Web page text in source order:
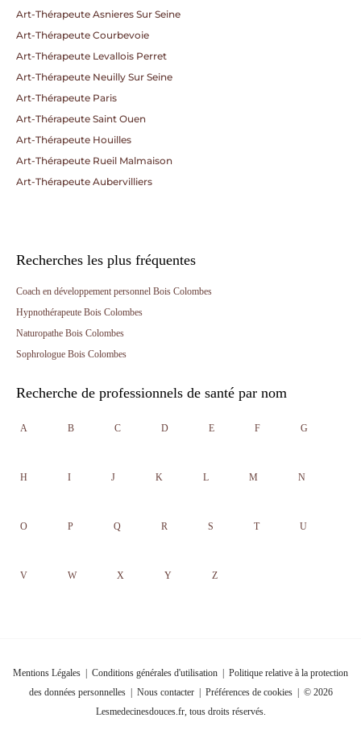
Art-Thérapeute Asnieres Sur Seine
Art-Thérapeute Courbevoie
Art-Thérapeute Levallois Perret
Art-Thérapeute Neuilly Sur Seine
Art-Thérapeute Paris
Art-Thérapeute Saint Ouen
Art-Thérapeute Houilles
Art-Thérapeute Rueil Malmaison
Art-Thérapeute Aubervilliers
Recherches les plus fréquentes
Coach en développement personnel Bois Colombes
Hypnothérapeute Bois Colombes
Naturopathe Bois Colombes
Sophrologue Bois Colombes
Recherche de professionnels de santé par nom
A B C D E F G
H I J K L M N
O P Q R S T U
V W X Y Z
Mentions Légales Conditions générales d'utilisation
Politique relative à la protection
des données personnelles| Nous contacter| Préférences de cookies| © 2026
Lesmedecinesdouces.fr, tous droits réservés.